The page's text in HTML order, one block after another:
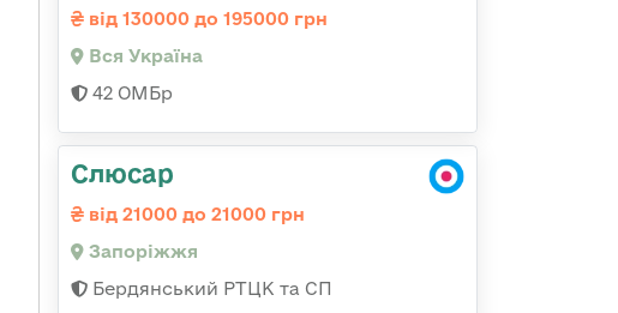
від 130000 до 195000 грн
Вся Україна
42 ОМБр
Слюсар
від 21000 до 21000 грн
Запоріжжя
Бердянський РТЦК та СП